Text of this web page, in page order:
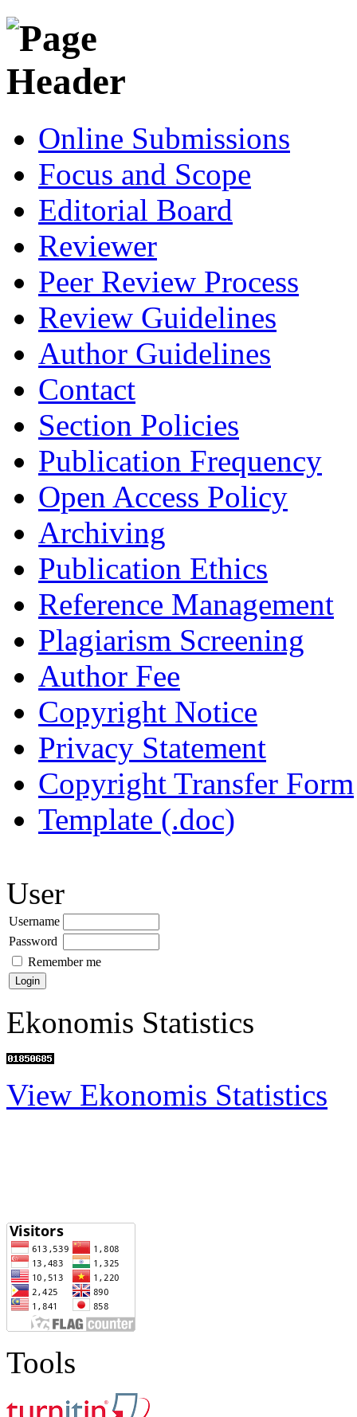
Online Submissions
Focus and Scope
Editorial Board
Reviewer
Peer Review Process
Review Guidelines
Author Guidelines
Contact
Section Policies
Publication Frequency
Open Access Policy
Archiving
Publication Ethics
Reference Management
Plagiarism Screening
Author Fee
Copyright Notice
Privacy Statement
Copyright Transfer Form
Template (.doc)
User
Username
Password
Remember me
Ekonomis Statistics
View Ekonomis Statistics
Tools